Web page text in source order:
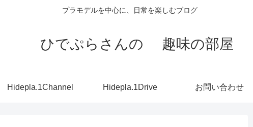
プラモデルを中心に、日常を楽しむブログ
ひでぷらさんの 趣味の部屋
Hidepla.1Channel Hidepla.1Drive お問い合わせ